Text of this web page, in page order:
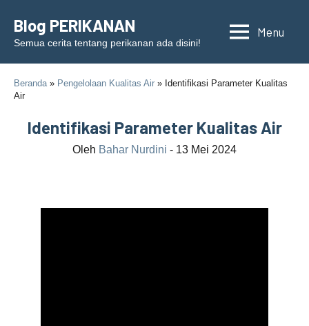
content
Blog PERIKANAN
Semua cerita tentang perikanan ada disini!
Menu
Beranda» Pengelolaan Kualitas Air » Identifikasi Parameter Kualitas
Air
Identifikasi Parameter Kualitas Air
Oleh Bahar Nurdini - 13 Mei 2024